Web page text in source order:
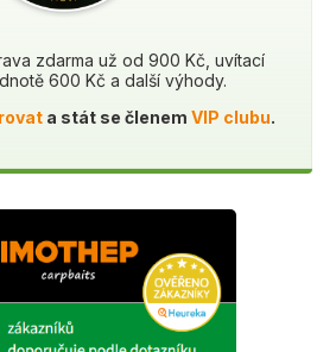
zdarma už od 900 Kč, uvítací
600 Kč a další výhody.
a stát se členem VIP clubu.